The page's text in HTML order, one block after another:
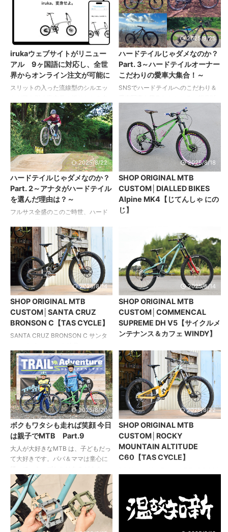
層に愛用されてきたシマノのSPDク
リートが大幅アップデート。新型
「CL-MT001」はマルチ方向からの
エントリーが可能となり、使いやす
さ＆歩きやすさも向上しました。 以
下、プレスリリースより。 1995年に
登場した「SM-SH51」クリートは、
世界中のライダーに長年愛用されて
きました。ペダルやシューズの技術
化を受け、SHIMANOはペダルとクリ
ートの ...
に応えるべくASTが仕上げたダウン
ヒルバイク。カドワキコーティング
の手によるハイクオリティなカスタ
ムペイントを施すことで、世界に1台
だけのフルスペックバイクが誕生し
た。 カスタムに関しても一切の妥協
を排し、考えられる最高のアイテム
のみでまとめ上げている。ホイール
をマレット化することで旋回性を向
もワンポイントに。インスタグラム
2025/8/26
irukaウェブサイトがリニュー
アル 9ヶ国語に対応し、全世
界からオンライン注文が可能に
スリットの入った流線型のシルエッ
転車「iruka」。そのウェブサイトが
全面リニューアルし、公開されまし
た。 https://www.iruka.tokyo 以下、
プレスリリースより。 今回のリニュ
ーアルでは、テスラやレッドブル、
ハズブロといった多くの世界的な有
力ブランドを含む、全世界で500万
を超えるマーチャントが採用してい
ることで知られるカナダ発の世界最
大級のEコマースプラットフォーム
「Shopify」を基盤として利用し、
ラインで注文 ...
2025/9/25
ハードテイルじゃダメなのか？
Part. 3～ハードテイルオーナー
こだわりの愛車大集合！～
SNSでハードテイルへのこだわり＆
上に多くの投稿が！ すてきなエピソ
ードと写真をお送りいただいた方々
を厳選してご紹介します！ハードテ
イルの魅力が伝わりますように……。
『ハードテイルじゃダメなのか？』
特集 ハードテイルじゃダメなのか？
Part.1～MTB本来の楽しさを見つめ
直す最適の選択肢～ ハードテイルじ
ゃダメなのか？Part. 2～アナタがハ
ードテイルを選んだ理由は？～ ハー
ドテイルじゃダメなのか？Part. 3～
2025/8/22
ハードテイルじゃダメなのか？
Part. 2～アナタがハードテイル
を選んだ理由は？～
フルサス全盛のこのご時世、ハード
肩身の狭い思いをしている？ そんな
ことは断じてありません。 ここでは
ハードテイルで走りを楽しむオーナ
ーたちのリアルな声をお届けしま
す！ 『ハードテイルじゃダメなの
か？』特集 ハードテイルじゃダメな
のか？Part.1～MTB本来の楽しさを
見つめ直す最適の選択肢～ ハードテ
イルじゃダメなのか？Part. 2～アナ
タがハードテイルを選んだ理由は？
～ ハードテイルじゃダメなのか？
わりの愛車大集合！～ &nbsp ...
2025/8/18
SHOP ORIGINAL MTB
CUSTOM│DIALLED BIKES
Alpine MK4【じてんしゃ にの
じ】
ルドバイクス アルパインマーク4 1台
でマルチに活躍する頼れる万能ハー
ドテイル ベースはアグレッシブなグ
ラフィックとは裏腹に快適かつリズ
ミカルな乗車フィールを提供してく
れるマンガンモリブデン鋼のフレー
ム。 にのじの店主が駆るこのアルパ
インマーク4 はトレイルライドのみ
ならず、初心者をダウンヒルコース
でアテンドする際にも登用される使
い勝手に優れた1 台だ。 各部に配置
は「自分たち世代にとってはちょっ
とダサいカラーなので、 ...
2025/8/14
SHOP ORIGINAL MTB
CUSTOM│SANTA CRUZ
BRONSON C【TAS CYCLE】
SANTA CRUZ BRONSON C サンタ
を満喫できる極上の乗り味を手に入
れる これまでサンタクルズのE-MTB
でトレイルライドを楽しんできたオ
ーナーだったが、山遊びに熱中して
いる間に自然と体力が向上。 「ペダ
ルバイクでも余裕で登れる」という
確信を得て、新たにブロンソンを入
手したという。 完成車ベースなが
ら、フレームを除くほぼすべてのパ
ーツを好みのアイテムに一新。納得
のいく走りを実現すべく、クリスキ
リークのチタンクランクほか、機 ...
2025/8/14
SHOP ORIGINAL MTB
CUSTOM│COMMENCAL
SUPREME DH V5【サイクルメ
ンテナンス＆カフェ WINDY】
メンサル シュプリームDH V5 ワール
ドカップ最速仕様をイメージして仕
上げた1台 近年、ワールドカップでそ
の戦闘力の高さを証明してきたコメ
ンサルのダウンヒルマシン。 そのス
ペックに惚れ込んでV4.2に引き続
き、新たにV5でもショップのデモバ
イクを組み上げたウインディー。メ
タリックグリーンが印象的な限定カ
ラーのフレームに赤色のサスペンシ
ョンフォークをセットした出で立ち
2025/8/20
ボクもワタシも走れば笑顔 今日
は親子でMTB Part.9
大人が大好きなMTB は、子どもだっ
て大好きです。パパ＆ママは童心に
に。大自然の中で思いっきりライド
を満喫しちゃいましょう！ 左から 光
希（こうき）くん（8歳） KONA
HONZO 24 中村光宏さん KONA
PROCESS 134 この春から3年生にな
った光希くん。そのキャリアはラン
2025/8/22
SHOP ORIGINAL MTB
CUSTOM│ROCKY
MOUNTAIN ALTITUDE
C60【TAS CYCLE】
リンズでそろえた理想形 以前の乗っ
ていたアルミフレームのアルチチュ
ードからカーボンフレームへ入れ替